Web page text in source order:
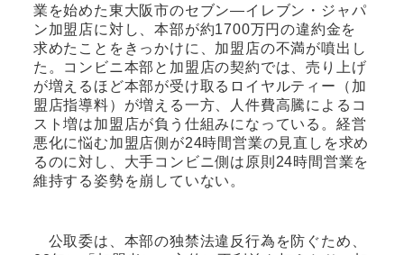
業を始めた東大阪市のセブン―イレブン・ジャパ
ン加盟店に対し、本部が約1700万円の違約金を
求めたことをきっかけに、加盟店の不満が噴出し
た。コンビニ本部と加盟店の契約では、売り上げ
が増えるほど本部が受け取るロイヤルティー（加
盟店指導料）が増える一方、人件費高騰によるコ
スト増は加盟店が負う仕組みになっている。経営
悪化に悩む加盟店側が24時間営業の見直しを求め
るのに対し、大手コンビニ側は原則24時間営業を
維持する姿勢を崩していない。
公取委は、本部の独禁法違反行為を防ぐため、